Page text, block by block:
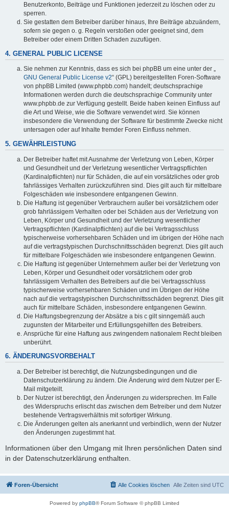
Benutzerkonto, Beiträge und Funktionen jederzeit zu löschen oder zu
sperren.
Sie gestatten dem Betreiber darüber hinaus, Ihre Beiträge abzuändern,
sofern sie gegen o. g. Regeln verstoßen oder geeignet sind, dem
Betreiber oder einem Dritten Schaden zuzufügen.
4. GENERAL PUBLIC LICENSE
Sie nehmen zur Kenntnis, dass es sich bei phpBB um eine unter der „
GNU General Public License v2“ (GPL) bereitgestellten Foren-Software
von phpBB Limited (www.phpbb.com) handelt; deutschsprachige
Informationen werden durch die deutschsprachige Community unter
www.phpbb.de zur Verfügung gestellt. Beide haben keinen Einfluss auf
die Art und Weise, wie die Software verwendet wird. Sie können
insbesondere die Verwendung der Software für bestimmte Zwecke nicht
untersagen oder auf Inhalte fremder Foren Einfluss nehmen.
5. GEWÄHRLEISTUNG
Der Betreiber haftet mit Ausnahme der Verletzung von Leben, Körper
und Gesundheit und der Verletzung wesentlicher Vertragspflichten
(Kardinalpflichten) nur für Schäden, die auf ein vorsätzliches oder grob
fahrlässiges Verhalten zurückzuführen sind. Dies gilt auch für mittelbare
Folgeschäden wie insbesondere entgangenen Gewinn.
Die Haftung ist gegenüber Verbrauchern außer bei vorsätzlichem oder
grob fahrlässigem Verhalten oder bei Schäden aus der Verletzung von
Leben, Körper und Gesundheit und der Verletzung wesentlicher
Vertragspflichten (Kardinalpflichten) auf die bei Vertragsschluss
typischerweise vorhersehbaren Schäden und im übrigen der Höhe nach
auf die vertragstypischen Durchschnittsschäden begrenzt. Dies gilt auch
für mittelbare Folgeschäden wie insbesondere entgangenen Gewinn.
Die Haftung ist gegenüber Unternehmern außer bei der Verletzung von
Leben, Körper und Gesundheit oder vorsätzlichem oder grob
fahrlässigem Verhalten des Betreibers auf die bei Vertragsschluss
typischerweise vorhersehbaren Schäden und im Übrigen der Höhe
nach auf die vertragstypischen Durchschnittsschäden begrenzt. Dies gilt
auch für mittelbare Schäden, insbesondere entgangenen Gewinn.
Die Haftungsbegrenzung der Absätze a bis c gilt sinngemäß auch
zugunsten der Mitarbeiter und Erfüllungsgehilfen des Betreibers.
Ansprüche für eine Haftung aus zwingendem nationalem Recht bleiben
unberührt.
6. ÄNDERUNGSVORBEHALT
Der Betreiber ist berechtigt, die Nutzungsbedingungen und die
Datenschutzerklärung zu ändern. Die Änderung wird dem Nutzer per E-
Mail mitgeteilt.
Der Nutzer ist berechtigt, den Änderungen zu widersprechen. Im Falle
des Widerspruchs erlischt das zwischen dem Betreiber und dem Nutzer
bestehende Vertragsverhältnis mit sofortiger Wirkung.
Die Änderungen gelten als anerkannt und verbindlich, wenn der Nutzer
den Änderungen zugestimmt hat.
Informationen über den Umgang mit Ihren persönlichen Daten sind
in der Datenschutzerklärung enthalten.
Foren-Übersicht Alle Zeiten sind UTC
Alle Cookies löschen
Powered by phpBB® Forum Software © phpBB Limited